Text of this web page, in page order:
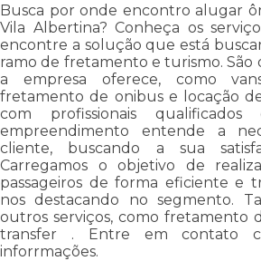
Busca por onde encontro alugar
Vila Albertina? Conheça os
encontre a solução que está
ramo de fretamento e turismo. São
a empresa oferece, como
fretamento de onibus e locação
com profissionais
empreendimento entende a
cliente, buscando a sua
Carregamos o objetivo de
passageiros de forma eficiente e
nos destacando no segmento.
outros serviços, como fretamento
transfer . Entre em contato
inforrmações.